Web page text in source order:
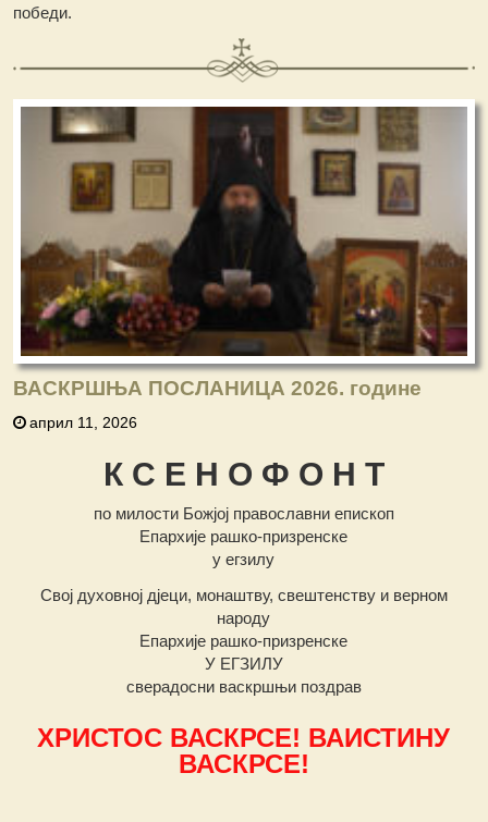
победи.
ВАСКРШЊА ПОСЛАНИЦА 2026. године
април 11, 2026
К С Е Н О Ф О Н Т
по милости Божјој православни епископ
Епархије рашко-призренске
у егзилу
Свој духовној дјеци, монаштву, свештенству и верном
народу
Епархије рашко-призренске
У ЕГЗИЛУ
сверадосни васкршњи поздрав
ХРИСТОС ВАСКРСЕ! ВАИСТИНУ
ВАСКРСЕ!